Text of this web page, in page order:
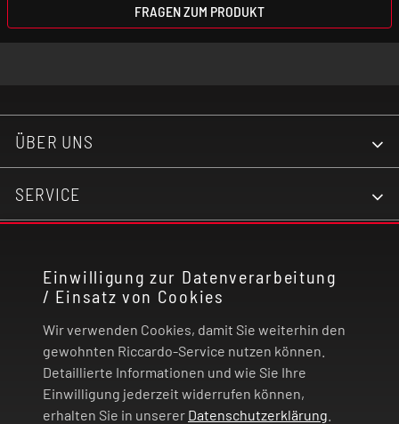
Einwilligung zur Datenverarbeitung
/ Einsatz von Cookies
Wir verwenden Cookies, damit Sie weiterhin den
gewohnten Riccardo-Service nutzen können.
Detaillierte Informationen und wie Sie Ihre
Einwilligung jederzeit widerrufen können,
erhalten Sie in unserer Datenschutzerklärung
FRAGEN ZUM PRODUKT
ÜBER UNS
SERVICE
RECHTLICHES
ZAHLUNG UND VERSAND
VERTRAG WIDERRUFEN